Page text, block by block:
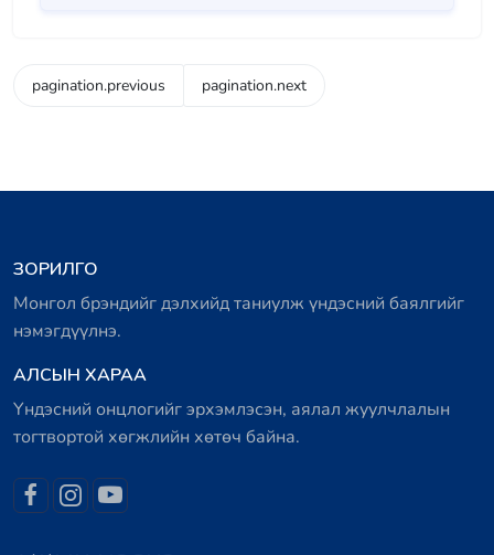
pagination.previous pagination.next
ЗОРИЛГО
Монгол брэндийг дэлхийд таниулж үндэсний баялгийг
нэмэгдүүлнэ.
АЛСЫН ХАРАА
Үндэсний онцлогийг эрхэмлэсэн, аялал жуулчлалын
тогтвортой хөгжлийн хөтөч байна.